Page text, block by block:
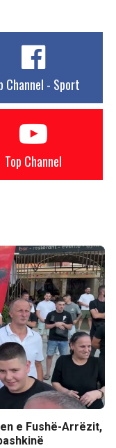
Channel - Sport
Top Channel
e Fushë-Arrëzit,